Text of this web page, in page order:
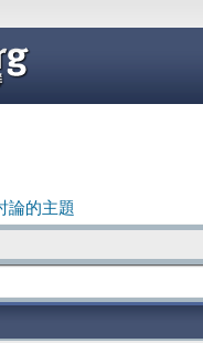
論的主題